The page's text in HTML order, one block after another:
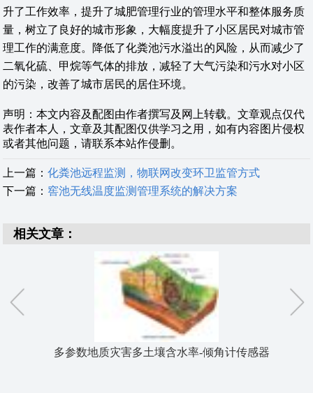
升了工作效率，提升了城肥管理行业的管理水平和整体服务质
量，树立了良好的城市形象，大幅度提升了小区居民对城市管
理工作的满意度。降低了化粪池污水溢出的风险，从而减少了
二氧化硫、甲烷等气体的排放，减轻了大气污染和污水对小区
的污染，改善了城市居民的居住环境。
声明：本文内容及配图由作者撰写及网上转载。文章观点仅代
表作者本人，文章及其配图仅供学习之用，如有内容图片侵权
或者其他问题，请联系本站作侵删。
上一篇：化粪池远程监测，物联网改变环卫监管方式
下一篇： 窖池无线温度监测管理系统的解决方案
相关文章：
多参数地质灾害多土壤含水率-倾角计传感器